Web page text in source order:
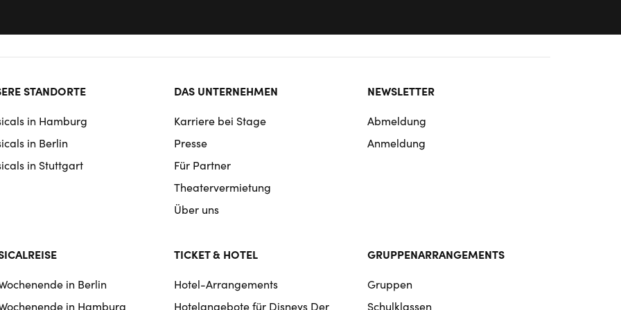
STANDORTE
in Hamburg
in Berlin
in Stuttgart
DAS UNTERNEHMEN
Karriere bei Stage
Presse
Für Partner
Theatervermietung
Über uns
NEWSLETTER
Abmeldung
Anmeldung
in Berlin
in Hamburg
TICKET & HOTEL
Hotel-Arrangements
Hotelangebote für Disneys Der
GRUPPENARRANGEMENTS
Gruppen
Schulklassen